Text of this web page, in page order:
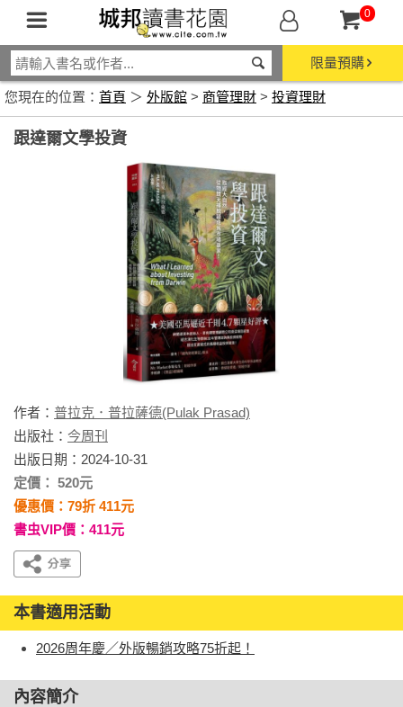
0
限量預購
您現在的位置： 首頁 ＞ 外版館 > 商管理財 > 投資理財
跟達爾文學投資
作者： 普拉克．普拉薩德(Pulak Prasad)
出版社： 今周刊
出版日期：2024-10-31
定價： 520元
優惠價：79折 411元
書虫VIP價：411元
本書適用活動
2026周年慶／外版暢銷攻略75折起！
內容簡介